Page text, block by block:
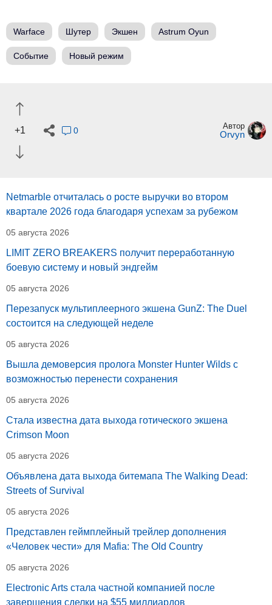
Warface Шутер Экшен Astrum Oyun
Событие Новый режим
+1 0 Автор
Orvyn
Netmarble отчиталась о росте выручки во втором
квартале 2026 года благодаря успехам за рубежом
05 августа 2026
LIMIT ZERO BREAKERS получит переработанную
боевую систему и новый эндгейм
05 августа 2026
Перезапуск мультиплеерного экшена GunZ: The Duel
состоится на следующей неделе
05 августа 2026
Вышла демоверсия пролога Monster Hunter Wilds с
возможностью перенести сохранения
05 августа 2026
Стала известна дата выхода готического экшена
Crimson Moon
05 августа 2026
Объявлена дата выхода битемапа The Walking Dead:
Streets of Survival
05 августа 2026
Представлен геймплейный трейлер дополнения
«Человек чести» для Mafia: The Old Country
05 августа 2026
Electronic Arts стала частной компанией после
завершения сделки на $55 миллиардов